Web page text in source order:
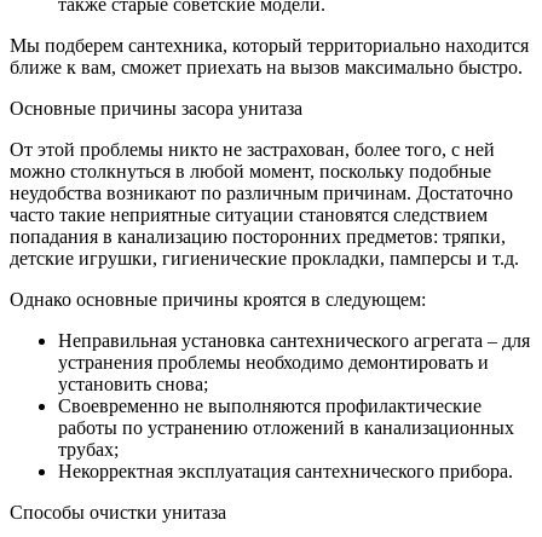
также старые советские модели.
Мы подберем сантехника, который территориально находится
ближе к вам, сможет приехать на вызов максимально быстро.
Основные причины засора унитаза
От этой проблемы никто не застрахован, более того, с ней
можно столкнуться в любой момент, поскольку подобные
неудобства возникают по различным причинам. Достаточно
часто такие неприятные ситуации становятся следствием
попадания в канализацию посторонних предметов: тряпки,
детские игрушки, гигиенические прокладки, памперсы и т.д.
Однако основные причины кроятся в следующем:
Неправильная установка сантехнического агрегата – для
устранения проблемы необходимо демонтировать и
установить снова;
Своевременно не выполняются профилактические
работы по устранению отложений в канализационных
трубах;
Некорректная эксплуатация сантехнического прибора.
Способы очистки унитаза